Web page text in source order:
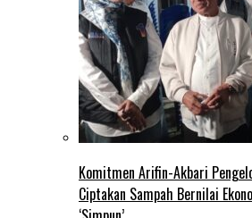
Komitmen Arifin-Akbari
Ciptakan Sampah Bernilai